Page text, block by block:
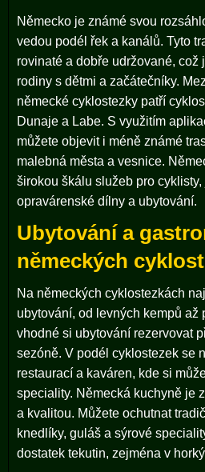
Německo je známé svou
vedou podél řek a kanálů. Tyto
rovinaté a dobře udržované, což
rodiny s dětmi a začátečníky.
německé cyklostezky patří
Dunaje a Labe. S využitím
můžete objevit i méně známé
malebná města a vesnice.
širokou škálu služeb pro
opravárenské dílny a ubytování.
Ubytování a
německých
Na německých cyklostezkách
ubytování, od levných kempů až
vhodné si ubytování rezervovat
sezóně. V podél cyklostezek se
restaurací a kaváren, kde si
speciality. Německá kuchyně je
a kvalitou. Můžete ochutnat
knedlíky, guláš a sýrové
dostatek tekutin, zejména v